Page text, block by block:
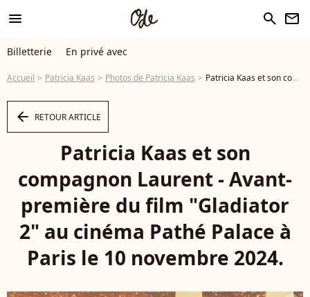
menu search newsletter
Billetterie En privé avec
Accueil Patricia Kaas Photos de Patricia Kaas Patricia Kaas et son compagnon Laurent - Avant-première du film "Gladiator 2" au cinéma Pathé Palace à Paris le 10 novembre 2024. © Coadic Guirec / Bestimage - Photo
arrow_left RETOUR ARTICLE
Patricia Kaas et son
compagnon Laurent - Avant-
première du film "Gladiator
2" au cinéma Pathé Palace à
Paris le 10 novembre 2024.